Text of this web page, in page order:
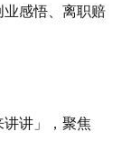
业感悟、离职赔
讲」，聚焦